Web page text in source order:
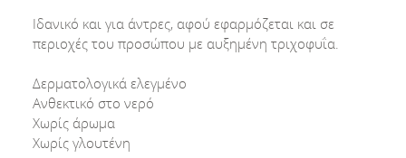
Ιδανικό και για άντρες, αφού εφαρμόζεται και σε
περιοχές του προσώπου με αυξημένη τριχοφυΐα.
Δερματολογικά ελεγμένο
Ανθεκτικό στο νερό
Χωρίς άρωμα
Χωρίς γλουτένη